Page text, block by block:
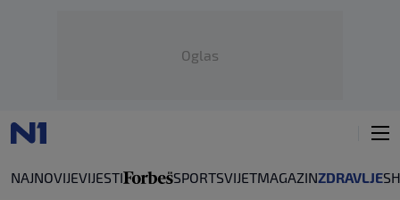
Oglas
NAJNOVIJEVIJESTI SPORTSVIJETMAGAZINZDRAVLJE